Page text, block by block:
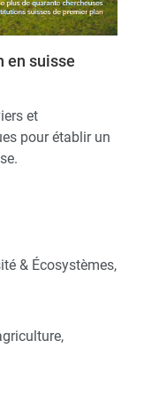
en suisse
et
pour établir un
& Écosystèmes,